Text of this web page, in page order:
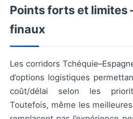
Points forts et
finaux
Les corridors
d’options logistiques
coût/délai selon les
Toutefois, même les